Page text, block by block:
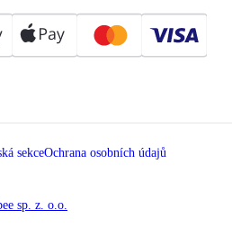
sekceOchrana osobních údajů
sp. z. o.o.